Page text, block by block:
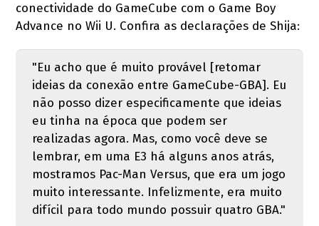
conectividade do GameCube com o Game Boy
Advance no Wii U. Confira as declarações de Shija:
"Eu acho que é muito provável [retomar
ideias da conexão entre GameCube-GBA]. Eu
não posso dizer especificamente que ideias
eu tinha na época que podem ser
realizadas agora. Mas, como você deve se
lembrar, em uma E3 há alguns anos atrás,
mostramos Pac-Man Versus, que era um jogo
muito interessante. Infelizmente, era muito
difícil para todo mundo possuir quatro GBA."